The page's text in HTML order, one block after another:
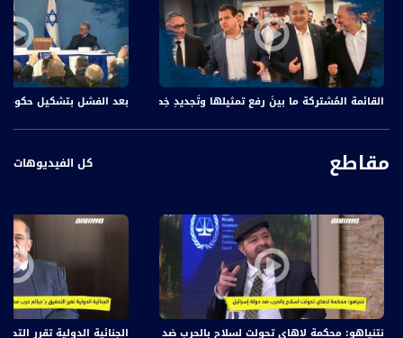
بعد الفشل بتشكيل حكومةالقائمة المُشتركة ما بينَ رفع تمثيلها وتَجديدِ خِطابِها في الانتخاباتِ
مقاطع كل الفيديوهات
الجنائية الدولية تقرر
نتنياهو: محكمة لاهاي تحولت لسلاح بالحرب ضد دولة إسرائيل،د. حسن جبارين،د. محمد